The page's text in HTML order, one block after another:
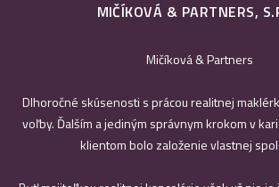
MIČÍKOVÁ & PARTNERS,
Mičíková & Partners
Dlhoročné skúsenosti s prácou realitnej
voľby. Ďalším a jediným správnym krokom v
klientom bolo založenie vlastnej